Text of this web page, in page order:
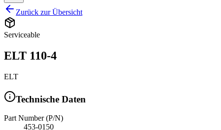
Zurück zur Übersicht
Serviceable
ELT 110-4
ELT
Technische Daten
Part Number (P/N)
453-0150